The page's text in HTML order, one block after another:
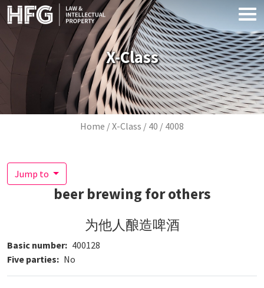
Skip to main content
X-Class
Breadcrumb
Home X-Class 40 4008
Jump to
beer brewing for others
为他人酿造啤酒
Basic number
400128
Five parties
No